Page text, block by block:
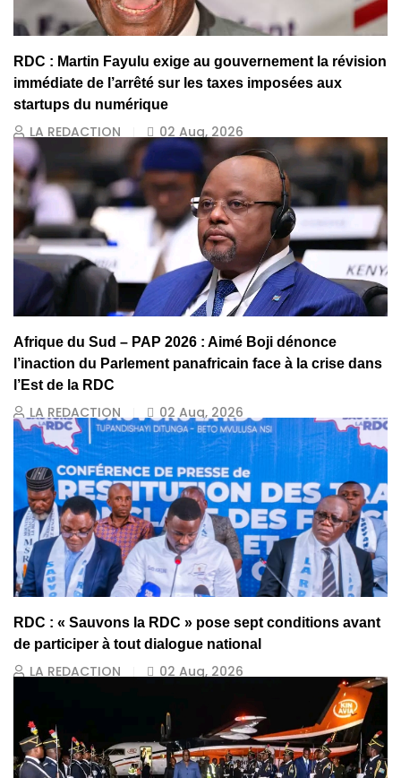
RDC : Martin Fayulu exige au gouvernement la révision
immédiate de l’arrêté sur les taxes imposées aux
startups du numérique
LA REDACTION 02 Aug, 2026
Afrique du Sud – PAP 2026 : Aimé Boji dénonce
l’inaction du Parlement panafricain face à la crise dans
l’Est de la RDC
LA REDACTION 02 Aug, 2026
RDC : « Sauvons la RDC » pose sept conditions avant
de participer à tout dialogue national
LA REDACTION 02 Aug, 2026